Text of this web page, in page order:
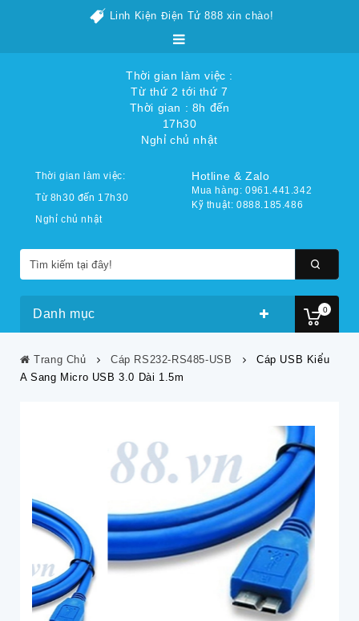
Linh Kiện Điện Tử 888 xin chào!
Thời gian làm việc :
Từ thứ 2 tới thứ 7
Thời gian : 8h đến
17h30
Nghỉ chủ nhật
0
Thời gian làm việc:
Từ 8h30 đến 17h30
Nghỉ chủ nhật
Hotline & Zalo
Mua hàng: 0961.441.342
Kỹ thuật: 0888.185.486
Danh mục
Trang Chủ Cáp RS232-RS485-USB
Cáp USB Kiểu
A Sang Micro USB 3.0 Dài 1.5m